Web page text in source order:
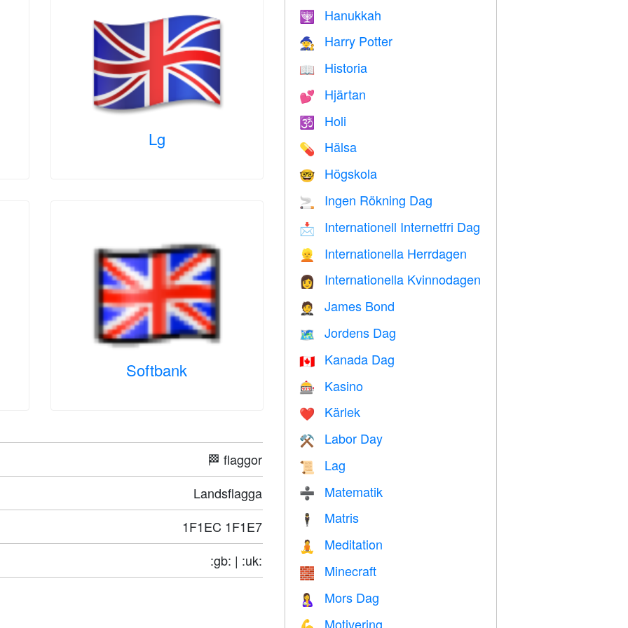
Lg
Softbank
🏁 flaggor
Landsflagga
1F1EC 1F1E7
:gb: | :uk:
🕎 Hanukkah
🧙 Harry Potter
📖 Historia
💕 Hjärtan
🕉 Holi
💊 Hälsa
🤓 Högskola
🚬 Ingen Rökning Dag
📩 Internationell Internetfri Dag
👱 Internationella Herrdagen
👩 Internationella Kvinnodagen
🤵 James Bond
🗺️ Jordens Dag
🇨🇦 Kanada Dag
🎰 Kasino
❤️️ Kärlek
⚒️ Labor Day
📜 Lag
➗ Matematik
🕴️ Matris
🧘 Meditation
🧱 Minecraft
🤱 Mors Dag
Motivering